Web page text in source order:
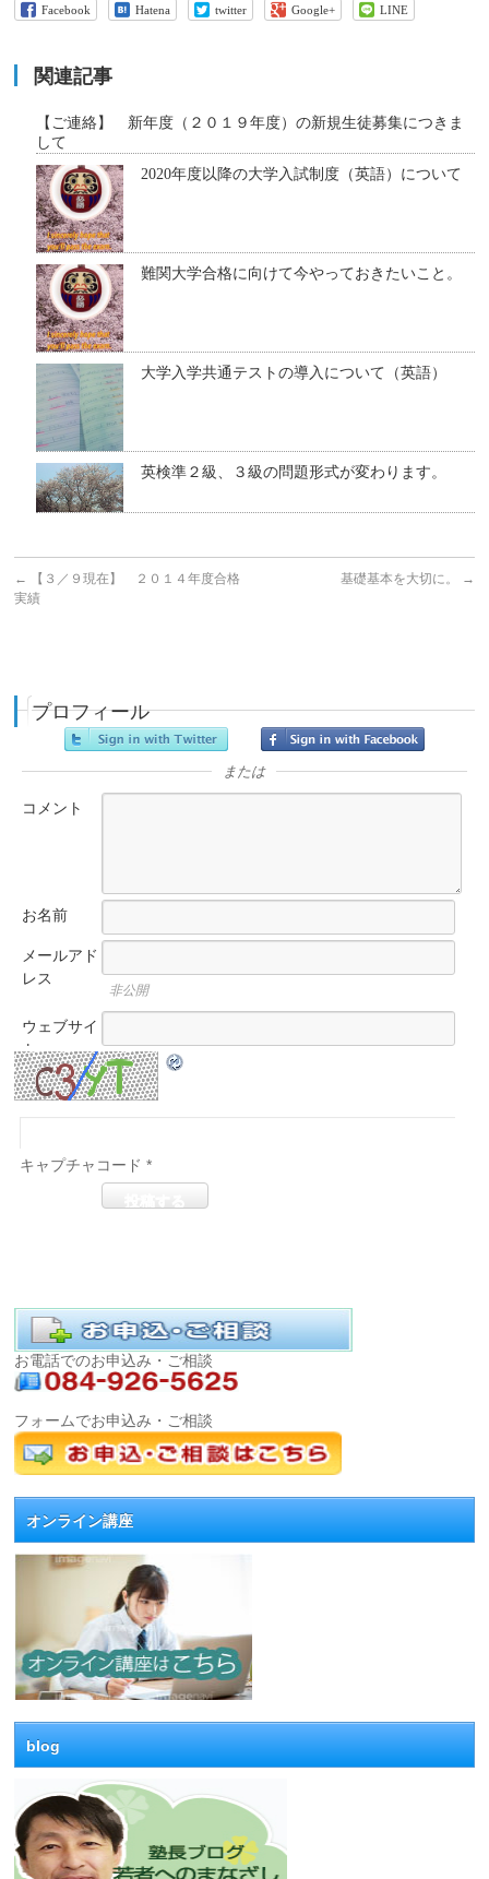
Facebook Hatena twitter Google+ LINE
関連記事
【ご連絡】 新年度（２０１９年度）の新規生徒募集につきま
して
2020年度以降の大学入試制度（英語）について
難関大学合格に向けて今やっておきたいこと。
大学入学共通テストの導入について（英語）
英検準２級、３級の問題形式が変わります。
←
【３／９現在】 ２０１４年度合格
実績
基礎基本を大切に。 →
プロフィール
または
コメント
お名前
メールアド
レス
非公開
ウェブサイ
ト
キャプチャコード *
お電話でのお申込み・ご相談
フォームでお申込み・ご相談
オンライン講座
blog